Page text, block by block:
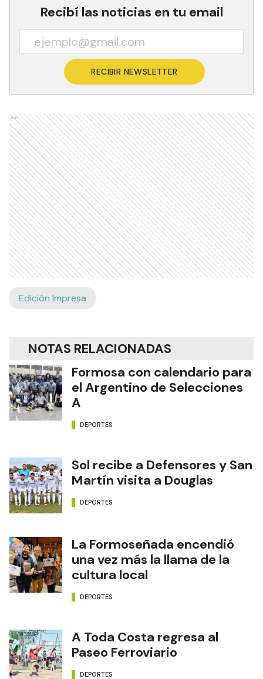
Recibí las noticias en tu email
RECIBIR NEWSLETTER
Ads
Edición Impresa
NOTAS RELACIONADAS
Formosa con calendario para
el Argentino de Selecciones
A
DEPORTES
Sol recibe a Defensores y San
Martín visita a Douglas
DEPORTES
La Formoseñada encendió
una vez más la llama de la
cultura local
DEPORTES
A Toda Costa regresa al
Paseo Ferroviario
DEPORTES